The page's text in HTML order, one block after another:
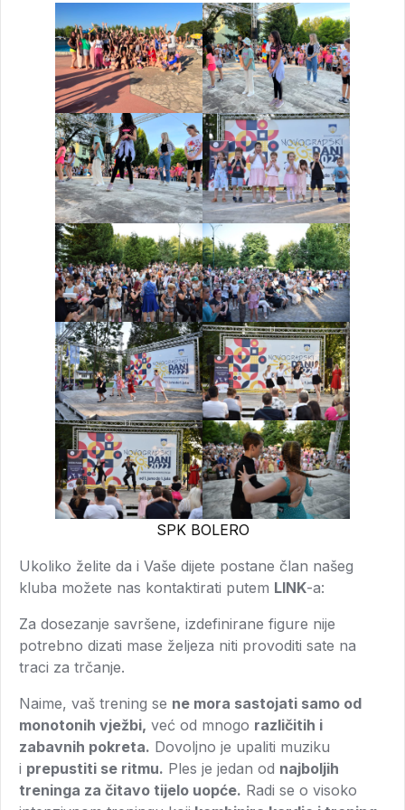
SPK BOLERO
Ukoliko želite da i Vaše dijete postane član našeg
kluba možete nas kontaktirati putem LINK-a:
Za dosezanje savršene, izdefinirane figure nije
potrebno dizati mase željeza niti provoditi sate na
traci za trčanje.
Naime, vaš trening se ne mora sastojati samo od
monotonih vježbi, već od mnogo različitih i
zabavnih pokreta. Dovoljno je upaliti muziku
i prepustiti se ritmu. Ples je jedan od najboljih
treninga za čitavo tijelo uopće. Radi se o visoko